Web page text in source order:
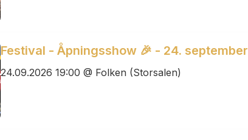
Festival - Åpningsshow 🎉 - 24. september
24.09.2026 19:00 @ Folken (Storsalen)